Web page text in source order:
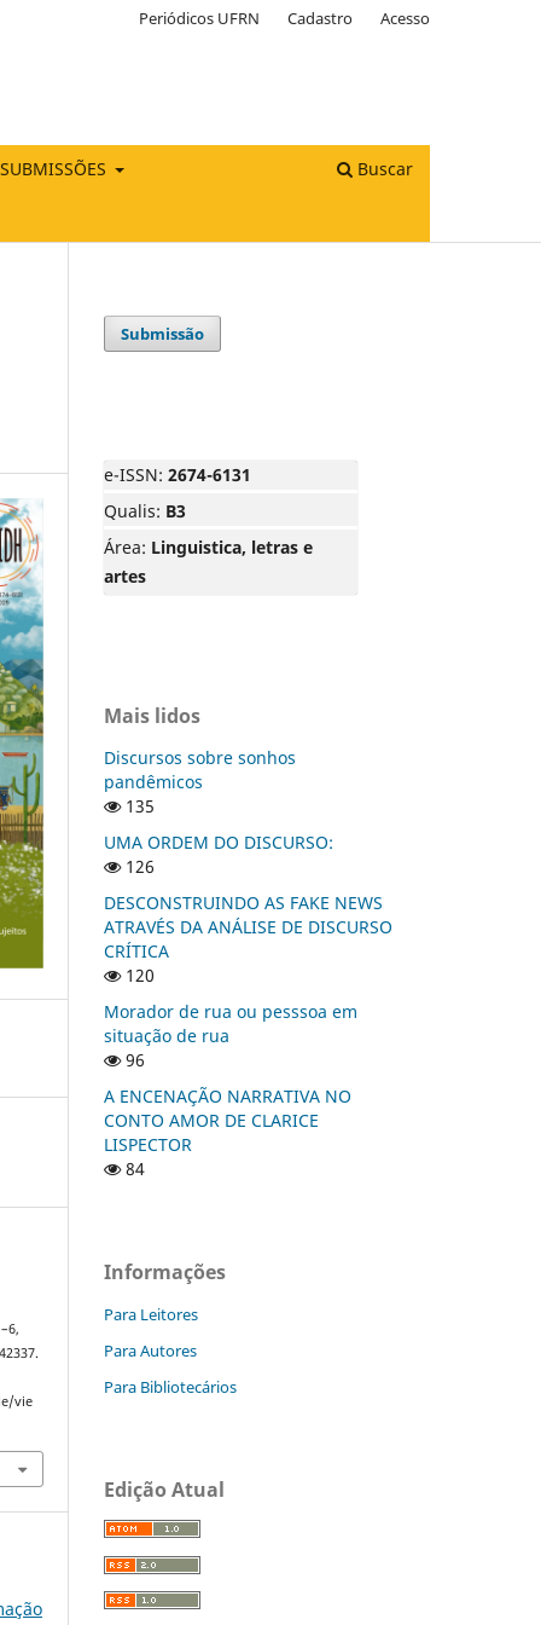
SUBMISSÕES Buscar
Periódicos UFRN Cadastro Acesso
vie
Submissão
e-ISSN: 2674-6131
Qualis: B3
Área: Linguistica, letras e
artes
Mais lidos
Discursos sobre sonhos
pandêmicos
135
UMA ORDEM DO DISCURSO:
126
DESCONSTRUINDO AS FAKE NEWS
ATRAVÉS DA ANÁLISE DE DISCURSO
CRÍTICA
120
Morador de rua ou pesssoa em
situação de rua
96
A ENCENAÇÃO NARRATIVA NO
CONTO AMOR DE CLARICE
LISPECTOR
84
Informações
Para Leitores
Para Autores
Para Bibliotecários
Edição Atual